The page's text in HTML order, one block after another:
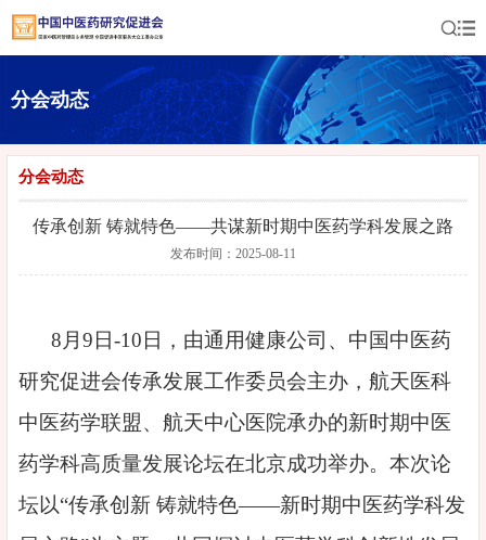
分会动态
分会动态
传承创新 铸就特色——共谋新时期中医药学科发展之路
发布时间：2025-08-11
8月9日-10日，由通用健康公司、中国中医药
研究促进会传承发展工作委员会主办，航天医科
中医药学联盟、航天中心医院承办的新时期中医
药学科高质量发展论坛在北京成功举办。本次论
坛以“传承创新 铸就特色——新时期中医药学科发